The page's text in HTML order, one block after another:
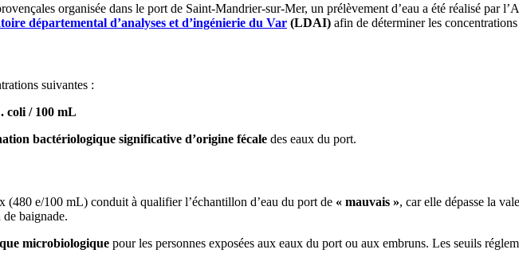
organisée dans le port de Saint-Mandrier-sur-Mer, un prélèvement d’eau a été réalisé par
départemental d’analyses et d’ingénierie du Var (LDAI) afin de déterminer les concentrations
suivantes :
coli / 100 mL
bactériologique significative d’origine fécale des eaux du port.
(480 e/100 mL) conduit à qualifier l’échantillon d’eau du port de « mauvais », car elle dépasse la
baignade.
microbiologique pour les personnes exposées aux eaux du port ou aux embruns. Les seuils